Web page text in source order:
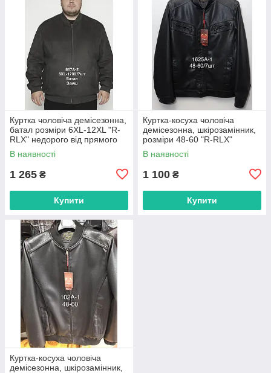
Куртка чоловіча демісезонна,
батал розміри 6XL-12XL "R-
RLX" недорого від прямого
постачальника
В наявності
1 265 ₴
Купити
Куртка-косуха чоловіча
демісезонна, шкірозамінник,
розміри 48-60 "R-RLX"
недорого від прямого
постачальника
В наявності
1 100 ₴
Купити
Куртка-косуха чоловіча
демісезонна, шкірозамінник,